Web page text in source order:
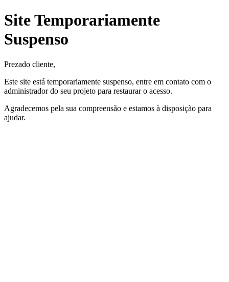
Site Temporariamente
Suspenso
Prezado cliente,
Este site está temporariamente suspenso, entre em contato com o
administrador do seu projeto para restaurar o acesso.
Agradecemos pela sua compreensão e estamos à disposição para
ajudar.